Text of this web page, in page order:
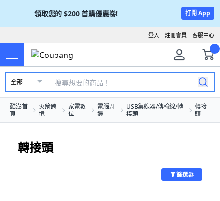
領取您的 $200 首購優惠卷! 打開 App
客服中心
註冊會員
登入
全部
酷澎首
頁
火箭跨
境
家電數
位
電腦周
邊
USB集線器/傳輸線/轉
接頭
轉接
頭
轉接頭
篩選器